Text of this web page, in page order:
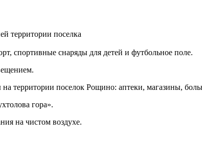
территории поселка
спортивные снаряды для детей и футбольное поле.
территории поселок Рощино: аптеки, магазины,
гора».
на чистом воздухе.